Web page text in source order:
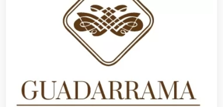
Clínicas de Rehabilitación
Clínicas y Hospitales
Clubes Deportivos